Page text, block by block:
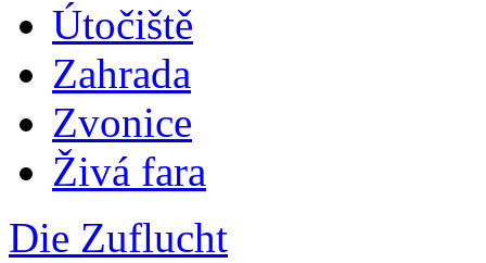
Útočiště
Zahrada
Zvonice
Živá fara
Die Zuflucht